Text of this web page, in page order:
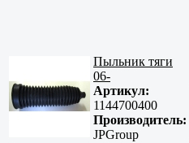
Пыльник тяги
06-
Артикул:
1144700400
Производитель:
JPGroup